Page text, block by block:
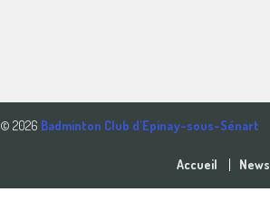
© 2026 Badminton Club d'Epinay-sous-Sénart
Accueil News